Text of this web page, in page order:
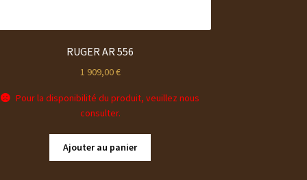
RUGER AR 556
1 909,00€
Pour la disponibilité du produit, veuillez nous
consulter.
Ajouter au panier